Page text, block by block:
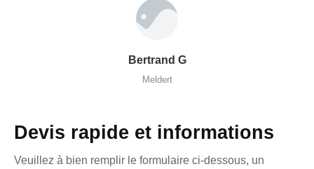
Bertrand G
Meldert
Devis rapide et informations
Veuillez à bien remplir le formulaire ci-dessous, un